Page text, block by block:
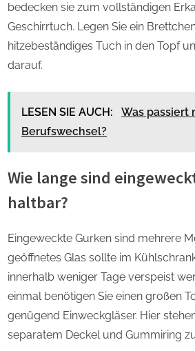
bedecken sie zum vollständigen
Geschirrtuch. Legen Sie ein
hitzebeständiges Tuch in den Topf
darauf.
LESEN SIE AUCH:
Was passiert
Berufswechsel?
Wie lange sind
haltbar?
Eingeweckte Gurken sind mehrere
geöffnetes Glas sollte im
innerhalb weniger Tage verspeist
einmal benötigen Sie einen großen
genügend Einweckgläser. Hier
separatem Deckel und Gummiring